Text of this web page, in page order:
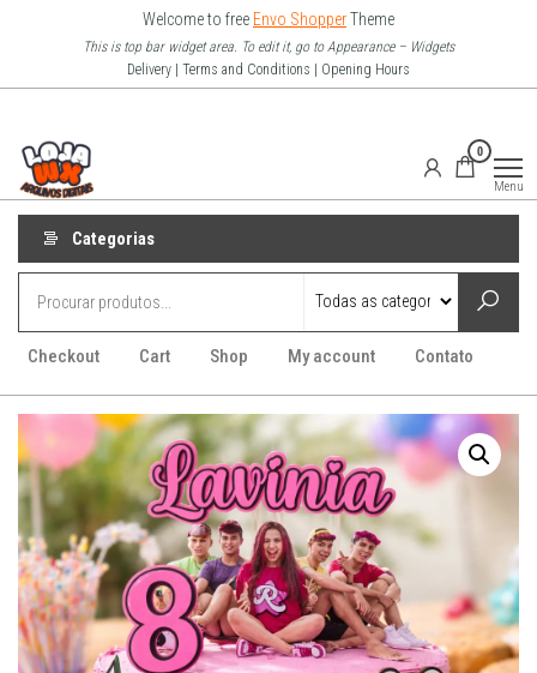
o
Welcome to free Envo ShopperTheme
This is top bar widget area. To edit it, go to Appearance – Widgets
Delivery | Terms and Conditions | Opening Hours
Arquivo
Digitais
0
Menu
Categorias
Checkout Cart Shop My account Contato